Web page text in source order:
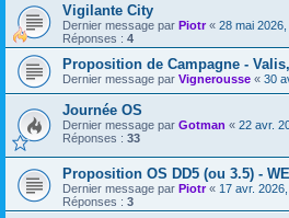
Vigilante City
Dernier message par Piotr« 28 mai
Réponses : 4
Proposition de Campagne -
Dernier message par Vignerousse « 30
Journée OS
Dernier message par Gotman « 22 avr.
Réponses : 33
Proposition OS DD5 (ou 3.5) -
Dernier message par Piotr« 17 avr.
Réponses : 3